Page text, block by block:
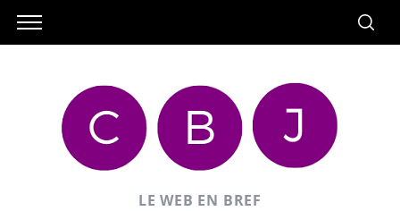
LE WEB EN BREF